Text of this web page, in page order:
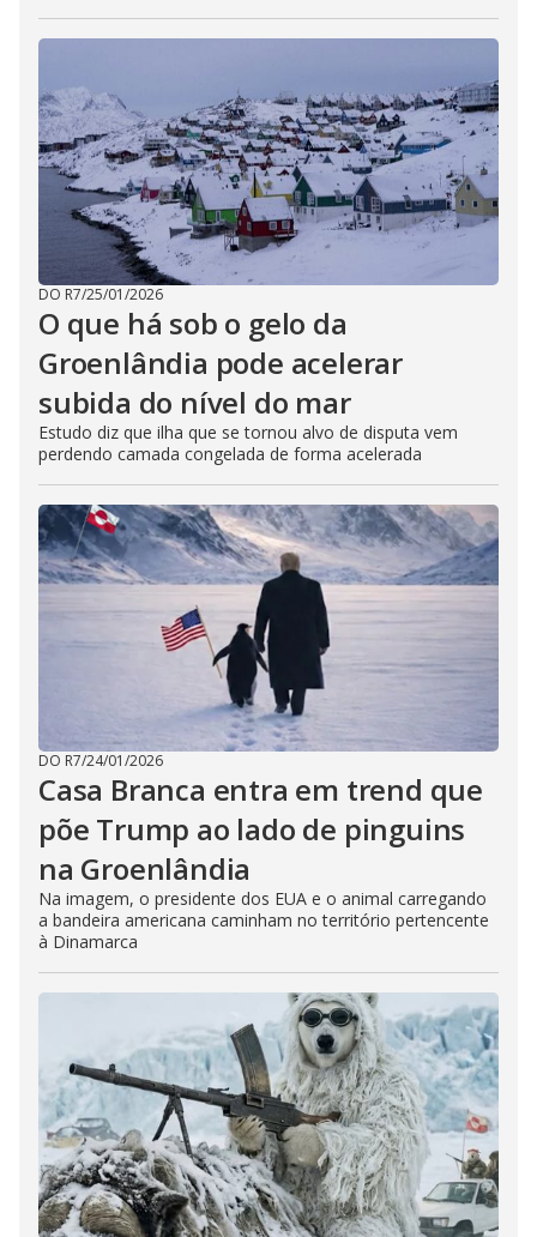
DO R7/25/01/2026
O que há sob o gelo da
Groenlândia pode acelerar
subida do nível do mar
Estudo diz que ilha que se tornou alvo de disputa vem
perdendo camada congelada de forma acelerada
DO R7/24/01/2026
Casa Branca entra em trend que
põe Trump ao lado de pinguins
na Groenlândia
Na imagem, o presidente dos EUA e o animal carregando
a bandeira americana caminham no território pertencente
à Dinamarca